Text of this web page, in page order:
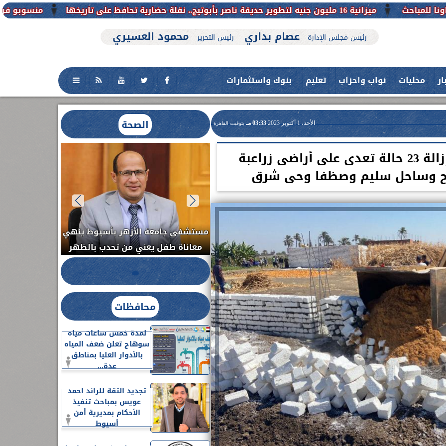
منسوبو فرع جامعة الأزهر للوجه تحافظ على تاريخها
رئيس مجلس الإدارة عصام بداري رئيس التحرير محمود العسيري
محليات نواب واحزاب تعليم بنوك واستثمارات
الأحد، 1 أكتوبر 2023 03:33 مـ بتوقيت القاهرة
”محافظ اسيوط ”تنفيذ إزالة 23 حالة تعدى على أراضى زراعبة
وساحل سليم وصظفا وحى شرق
الصحة
العلاج الحر بمنفلوط بالتعاون مع هيئة
الدواء المصرية يشن حملة رقابية مكبرة
لضبط المنشآت الطبية المخالفة.....
حدث بمستشفيات جامعة اسيوط....
فريق طبي بقسم الأنف والأذن
والحنجرة ينجح في استئصال ورم خبيث
اعلن الدكتور طارق على ، القائم بأعمال
رئيس جامعة بني سويف نجاحاً طبياً
جديد بمستشفيات الجامعة...
محافظات
لمدة خمس ساعات مياه
سوهاج تعلن ضعف المياه
بالأدوار العليا بمناطق
عدة...
تجديد الثقة للرائد احمد
عويس بمباحث تنفيذ
الأحكام بمديرية أمن
أسيوط